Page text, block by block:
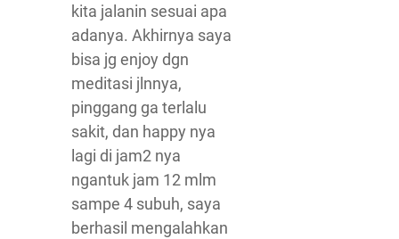
kita jalanin sesuai apa
adanya. Akhirnya saya
bisa jg enjoy dgn
meditasi jlnnya,
pinggang ga terlalu
sakit, dan happy nya
lagi di jam2 nya
ngantuk jam 12 mlm
sampe 4 subuh, saya
berhasil mengalahkan